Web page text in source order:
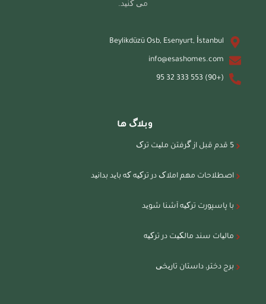
می کنید.
Beylikdüzü Osb, Esenyurt, İstanbul
info@esashomes.com
(+90) 553 333 32 95
وبلاگ ها
5 قدم قبل از گرفتن ملیت ترک
اصطلاحات مهم املاک در ترکیه که باید بدانید
با پاسپورت ترکیه آشنا شوید
مالیات سند مالکیت در ترکیه
برج دختر، داستان تاریخی